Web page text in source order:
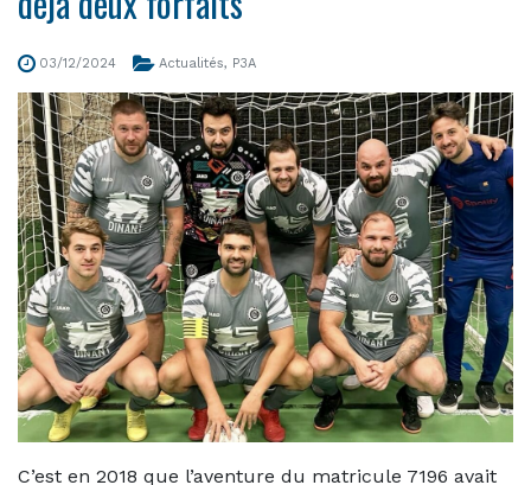
03/12/2024 Actualités, P3A
C’est en 2018 que l’aventure du matricule 7196 avait